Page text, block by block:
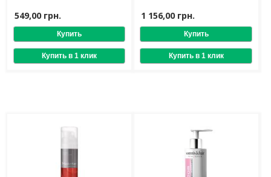
549,00 грн.
African Shea Cream 300
1 156,00 грн.